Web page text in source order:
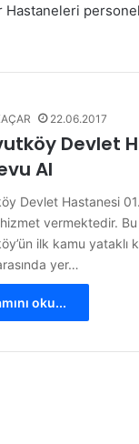
22.06.2017
Devlet
Al
Devlet Hastanesi
vermektedir.
ilk kamu yataklı
yer…
oku...